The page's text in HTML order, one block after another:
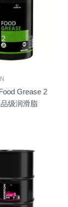
Grease 2
级润滑脂